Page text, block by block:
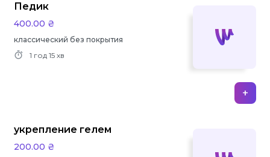
Педик
400.00 ₴
классический без покрытия
1 год 15 хв
+
укрепление гелем
200.00 ₴